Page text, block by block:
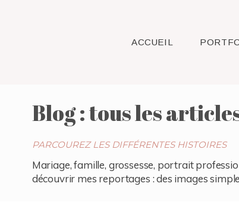
ACCUEIL
Blog : tous les
PARCOUREZ LES DIFFÉRENTES HISTOIRES
Mariage, famille, grossesse, portrait
découvrir mes reportages : des images